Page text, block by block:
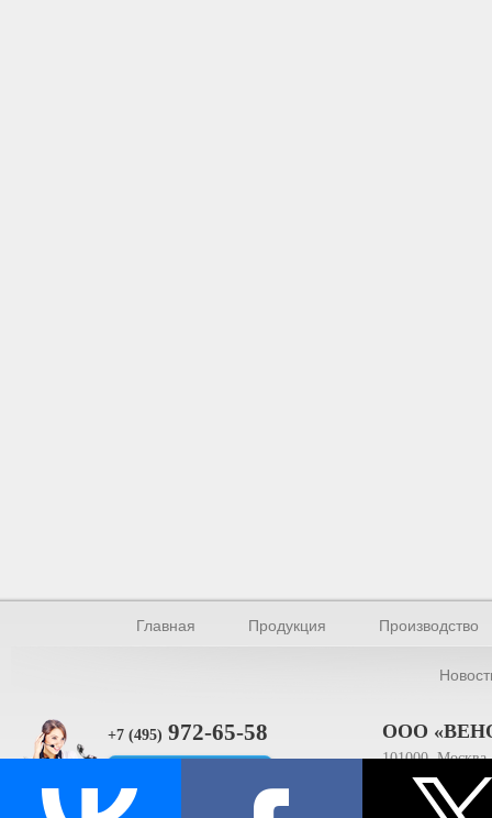
Главная Продукция Производство
+7 (495) 972-65-58 ООО
101000,
ИНН